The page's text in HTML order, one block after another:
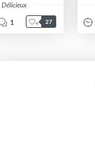
Délicieux
1 27